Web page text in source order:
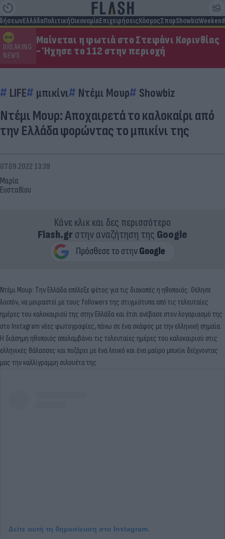
ΕλλάδαΠολιτικήΟικονομίαΕπιχειρήσειςΚόσμοςΣπορShowbizWeekend
BREAKING
NEWS
Μαίνεται η φωτιά στο Στεφάνι Κορινθίας
- Ήχησε το 112 στην περιοχή
LIFE μπικίνι Ντέμι Μουρ Showbiz
Ντέμι Μουρ: Αποχαιρετά το καλοκαίρι από
την Ελλάδα φορώντας το μπικίνι της
Μαρία
Ευσταθίου
07.09.2022 13:39
Κάνε κλικ και δες περισσότερο
Flash.grστην αναζήτηση της Google
Ντέμι Μουρ: Την Ελλάδα επέλεξε φέτος για τις διακοπές η ηθοποιός. Θέλησε
λοιπόν, να μοιραστεί με τους followers της στιγμιότυπα από τις τελευταίες
ημέρες του καλοκαιριού της στην Ελλάδα και έτσι ανέβασε στον λογαριασμό της
στο Instagram νέες φωτογραφίες, πάνω σε ένα σκάφος με την ελληνική σημαία.
Η διάσημη ηθοποιός απολαμβάνει τις τελευταίες ημέρες του καλοκαιριού στις
ελληνικές θάλασσες και ποζάρει με ένα λευκό και ένα μαύρο μπικίνι δείχνοντας
μας την καλλίγραμμη σιλουέτα της.
Δείτε αυτή τη δημοσίευση στο Instagram.